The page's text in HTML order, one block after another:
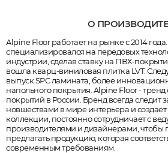
О
Alpine Floor работает на рынке с 2014
специализировался на передовых
индустрии, сделав ставку на ПВХ-
вошла кварц-виниловая плитка LVT.
выпуск SPC ламината, более
напольного покрытия. Alpine Floor - тренд
покрытий в России. Бренд всегда следит
новшествами в мире интерьера и
коллекции, постоянно сотрудничает с
производителями и дизайнерами, чтобы
предлагать продукцию, которая
современным требованиям.